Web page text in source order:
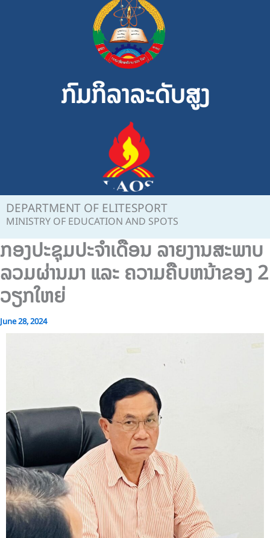
ກົມກິລາລະດັບສູງ
DEPARTMENT OF ELITESPORT
MINISTRY OF EDUCATION AND SPOTS
ກອງປະຊຸມປະຈຳເດືອນ ລາຍງານສະພາບ
ລວມຜ່ານມາ ແລະ ຄວາມຄືບຫນ້າຂອງ 2
ວຽກໃຫຍ່
June 28, 2024